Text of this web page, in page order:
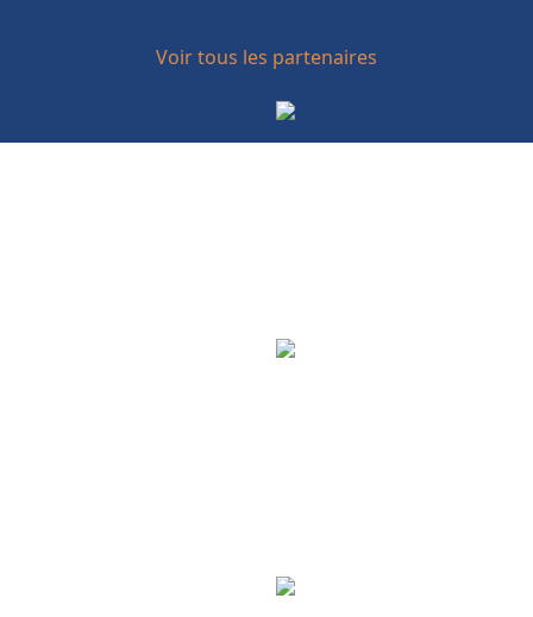
Voir tous les partenaires